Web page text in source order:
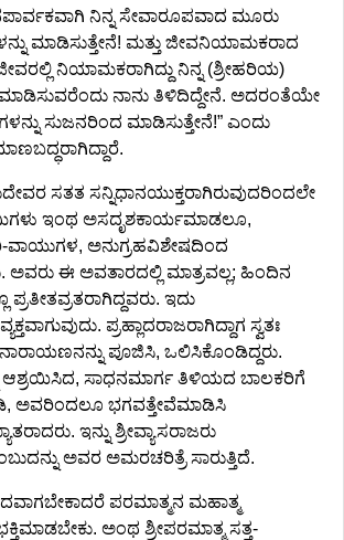
ನಿನ್ನ ಸೇವಾರೂಪವಾದ ಮೂರು
ಮಾಡಿಸುತ್ತೇನೆ! ಮತ್ತು ಜೀವನಿಯಾಮಕರಾದ
ನಿಯಾಮಕರಾಗಿದ್ದು ನಿನ್ನ (ಶ್ರೀಹರಿಯ)
ನಾನು ತಿಳಿದಿದ್ದೇನೆ. ಅದರಂತೆಯೇ
ಸುಜನರಿಂದ ಮಾಡಿಸುತ್ತೇನೆ!” ಎಂದು
ಸತತ ಸನ್ನಿಧಾನಯುಕ್ತರಾಗಿರುವುದರಿಂದಲೇ
ಇಂಥ ಅಸದೃಶಕಾರ್ಯಮಾಡಲೂ,
ವಾಯುಗಳ, ಅನುಗ್ರಹವಿಶೇಷದಿಂದ
ಅವರು ಈ ಅವತಾರದಲ್ಲಿ ಮಾತ್ರವಲ್ಲ; ಹಿಂದಿನ
ಇದು
ಪ್ರಹ್ಲಾದರಾಜರಾಗಿದ್ದಾಗ ಸ್ವತಃ
ಪೂಜಿಸಿ, ಒಲಿಸಿಕೊಂಡಿದ್ದರು.
ಆಶ್ರಯಿಸಿದ, ಸಾಧನಮಾರ್ಗ ತಿಳಿಯದ ಬಾಲಕರಿಗೆ
ಅವರಿಂದಲೂ ಭಗವತ್ತೇವೆಮಾಡಿಸಿ
ಇನ್ನು ಶ್ರೀವ್ಯಾಸರಾಜರು
ಅವರ ಅಮರಚರಿತ್ರೆ ಸಾರುತ್ತಿದೆ.
ಪರಮಾತ್ಮನ ಮಹಾತ್ಮ
ಅಂಥ ಶ್ರೀಪರಮಾತ್ಮ ಸತ್ತ-